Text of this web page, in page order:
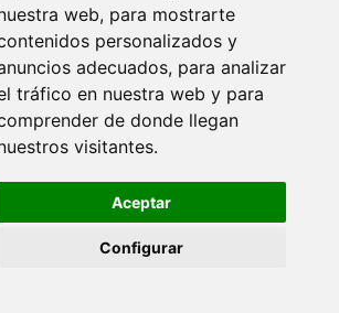
web, para mostrarte
personalizados y
adecuados, para analizar
tráfico en nuestra web y para
de donde llegan
visitantes.
Aceptar
Configurar